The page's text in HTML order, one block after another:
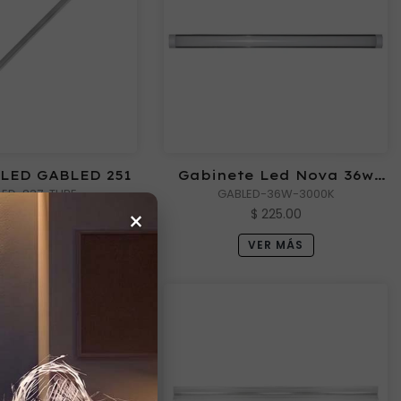
GABLED 251
837-TUBE
$ 255.00
Gabinete Led Nova 36w
3000k
GABLED-36W-3000K
$ 225.00
VER MÁS
×